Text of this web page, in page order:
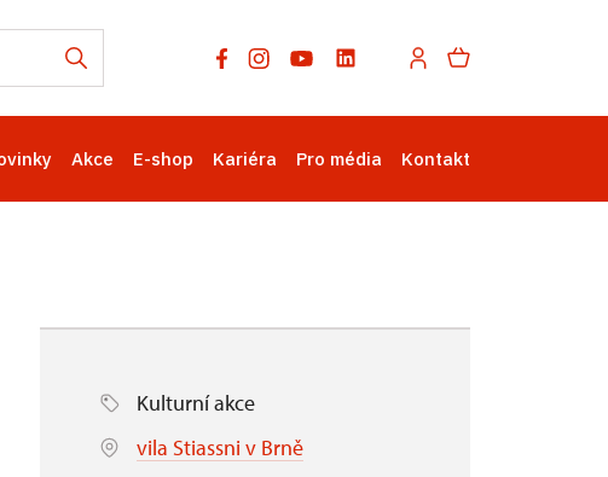
Akce E-shop Kariéra Pro média Kontakt
Kulturní akce
vila Stiassni v Brně